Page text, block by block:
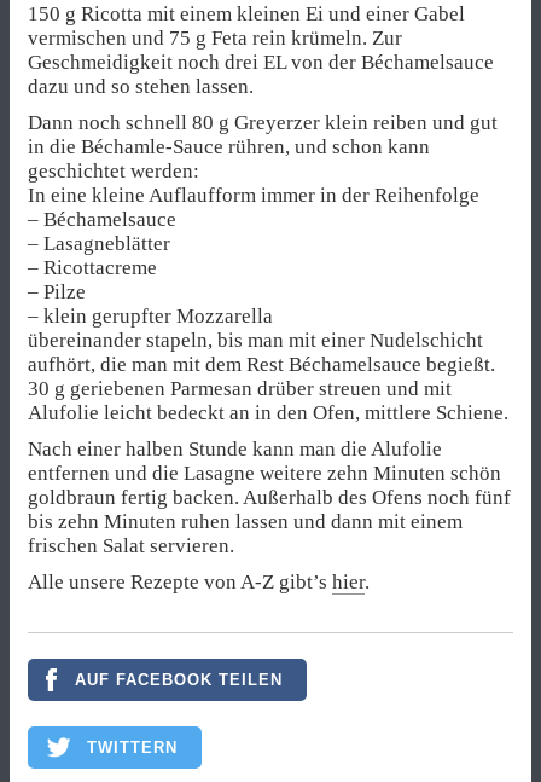
150 g Ricotta mit einem kleinen Ei und einer Gabel
vermischen und 75 g Feta rein krümeln. Zur
Geschmeidigkeit noch drei EL von der Béchamelsauce
dazu und so stehen lassen.
Dann noch schnell 80 g Greyerzer klein reiben und gut
in die Béchamle-Sauce rühren, und schon kann
geschichtet werden:
In eine kleine Auflaufform immer in der Reihenfolge
– Béchamelsauce
– Lasagneblätter
– Ricottacreme
– Pilze
– klein gerupfter Mozzarella
übereinander stapeln, bis man mit einer Nudelschicht
aufhört, die man mit dem Rest Béchamelsauce begießt.
30 g geriebenen Parmesan drüber streuen und mit
Alufolie leicht bedeckt an in den Ofen, mittlere Schiene.
Nach einer halben Stunde kann man die Alufolie
entfernen und die Lasagne weitere zehn Minuten schön
goldbraun fertig backen. Außerhalb des Ofens noch fünf
bis zehn Minuten ruhen lassen und dann mit einem
frischen Salat servieren.
Alle unsere Rezepte von A-Z gibt’s hier.
AUF FACEBOOK TEILEN
TWITTERN